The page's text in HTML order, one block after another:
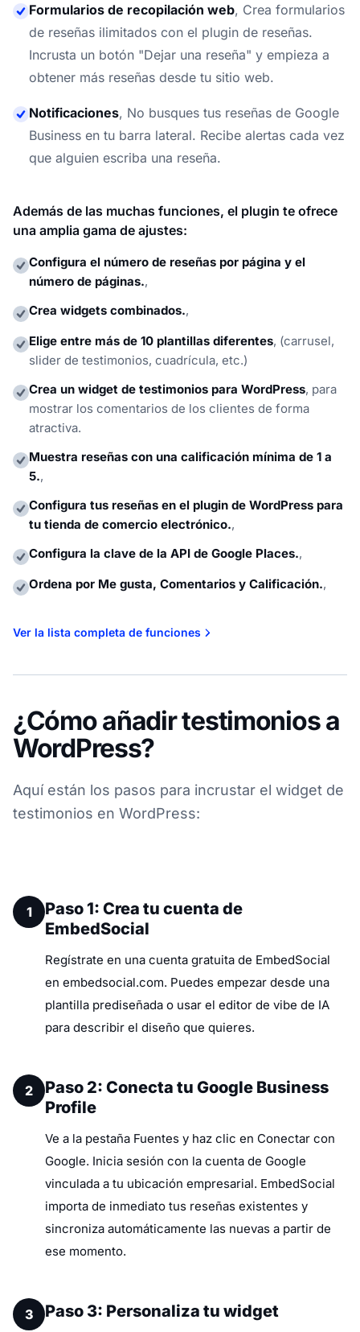
Formularios de recopilación web, Crea formularios
de reseñas ilimitados con el plugin de reseñas.
Incrusta un botón "Dejar una reseña" y empieza a
obtener más reseñas desde tu sitio web.
Notificaciones, No busques tus reseñas de Google
Business en tu barra lateral. Recibe alertas cada vez
que alguien escriba una reseña.
Además de las muchas funciones, el plugin te ofrece
una amplia gama de ajustes:
Configura el número de reseñas por página y el
número de páginas.,
Crea widgets combinados.,
Elige entre más de 10 plantillas diferentes, (carrusel,
slider de testimonios, cuadrícula, etc.)
Crea un widget de testimonios para WordPress, para
mostrar los comentarios de los clientes de forma
atractiva.
Muestra reseñas con una calificación mínima de 1 a
5.,
Configura tus reseñas en el plugin de WordPress para
tu tienda de comercio electrónico.,
Configura la clave de la API de Google Places.,
Ordena por Me gusta, Comentarios y Calificación.,
Ver la lista completa de funciones
¿Cómo añadir testimonios a
WordPress?
Aquí están los pasos para incrustar el widget de
testimonios en WordPress:
1
Paso 1: Crea tu cuenta de
EmbedSocial
Regístrate en una cuenta gratuita de EmbedSocial
en embedsocial.com. Puedes empezar desde una
plantilla prediseñada o usar el editor de vibe de IA
para describir el diseño que quieres.
2
Paso 2: Conecta tu Google Business
Profile
Ve a la pestaña Fuentes y haz clic en Conectar con
Google. Inicia sesión con la cuenta de Google
vinculada a tu ubicación empresarial. EmbedSocial
importa de inmediato tus reseñas existentes y
sincroniza automáticamente las nuevas a partir de
ese momento.
3 Paso 3: Personaliza tu widget